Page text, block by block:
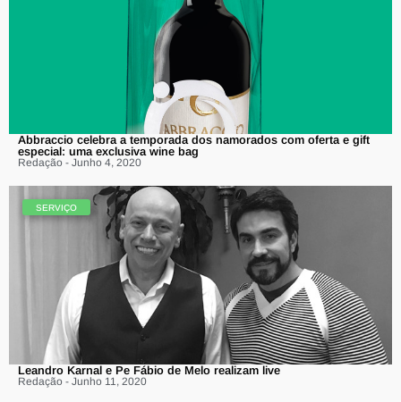
Abbraccio celebra a temporada dos namorados com oferta e gift
especial: uma exclusiva wine bag
Redação - Junho 4, 2020
SERVIÇO
Leandro Karnal e Pe Fábio de Melo realizam live
Redação - Junho 11, 2020